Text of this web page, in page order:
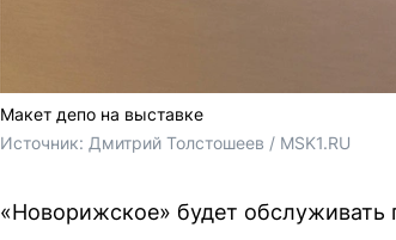
Макет депо на выставке
Источник: Дмитрий Толстошеев / MSK1.RU
«Новорижское» будет обслуживать